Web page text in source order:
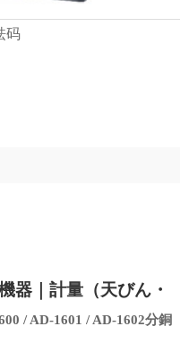
码
器｜計量（天びん・
/ AD-1601 / AD-1602分銅